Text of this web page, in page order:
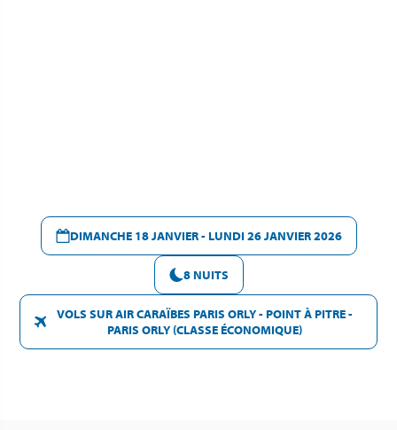
DIMANCHE 18 JANVIER - LUNDI 26 JANVIER 2026
8 NUITS
VOLS SUR AIR CARAÏBES PARIS ORLY - POINT À PITRE -
PARIS ORLY (CLASSE ÉCONOMIQUE)